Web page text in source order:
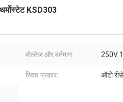
KSD303
वोल्टेज और वर्तमान: 250V
स्विच प्रकार: ऑटो